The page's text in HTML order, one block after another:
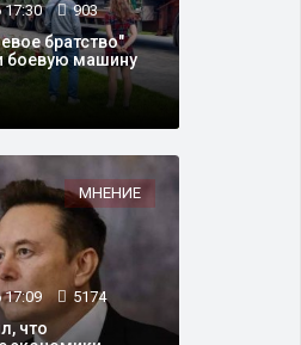
Уровень
903
братство"
боевую машину
МНЕНИЕ
17:09 5174
что